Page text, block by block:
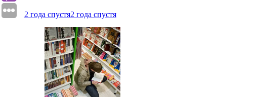
2 года спустя2 года спустя